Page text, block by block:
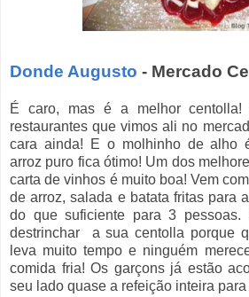
Donde Augusto - Mercado
É caro, mas é a melhor
restaurantes que vimos ali no
cara ainda! E o molhinho de alho
arroz puro fica ótimo! Um dos
carta de vinhos é muito boa! Vem
de arroz, salada e batata fritas para
do que suficiente para 3 pessoas.
destrinchar a sua centolla porque
leva muito tempo e ninguém
comida fria! Os garçons já estão
seu lado quase a refeição inteira